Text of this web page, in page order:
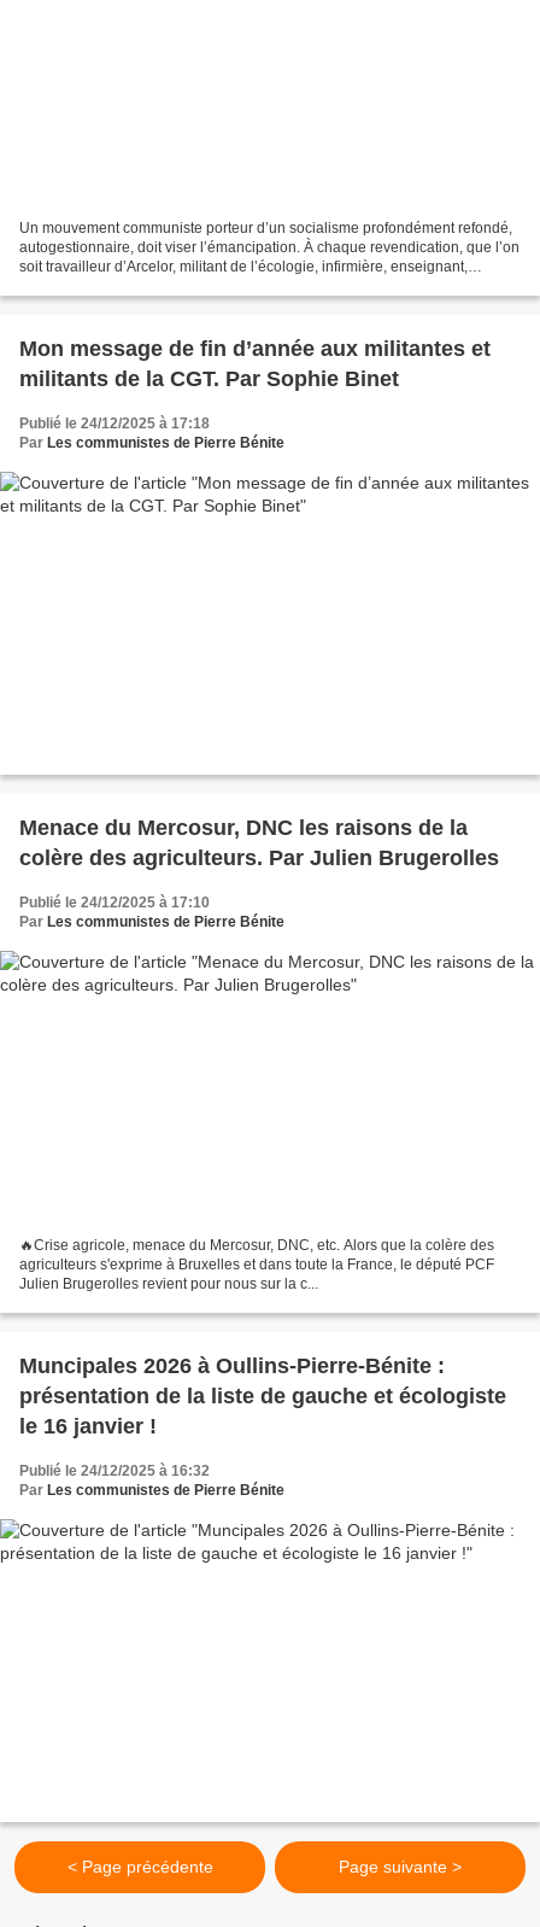
Un mouvement communiste porteur d’un socialisme profondément refondé,
autogestionnaire, doit viser l’émancipation. À chaque revendication, que l’on
soit travailleur d’Arcelor, militant de l’écologie, infirmière, enseignant,
Mon message de fin d’année aux militantes et
militants de la CGT. Par Sophie Binet
Publié le 24/12/2025 à 17:18
Par Les communistes de Pierre Bénite
Menace du Mercosur, DNC les raisons de la
colère des agriculteurs. Par Julien Brugerolles
Publié le 24/12/2025 à 17:10
Par Les communistes de Pierre Bénite
🔥Crise agricole, menace du Mercosur, DNC, etc. Alors que la colère des
agriculteurs s'exprime à Bruxelles et dans toute la France, le député PCF
Julien Brugerolles revient pour nous sur la c...
Muncipales 2026 à Oullins-Pierre-Bénite :
présentation de la liste de gauche et écologiste
le 16 janvier !
Publié le 24/12/2025 à 16:32
Par Les communistes de Pierre Bénite
< Page précédente Page suivante >